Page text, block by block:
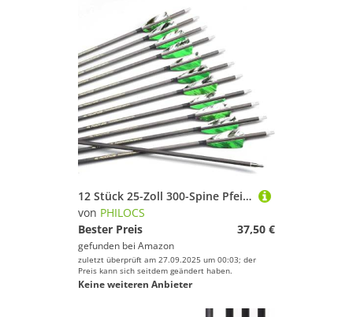
12 Stück 25-Zoll 300-Spine Pfeil Abnehmbare Pfeilspitzen Übungspfeil Jagdpfeil Truthahnfedern Pfeilfedern Carbonpfeile Bogenpfeile für Langbogen Recurvebogen Compoundbogen Bogenschießen Camo Grün A3
von PHILOCS
Bester Preis
37,50 €
gefunden bei Amazon
zuletzt überprüft am 27.09.2025 um 00:03; der
Preis kann sich seitdem geändert haben.
Keine weiteren Anbieter